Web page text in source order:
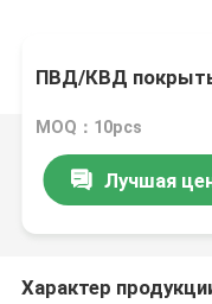
ПВД/КВД
MOQ：10pcs
Лучшая
Характер